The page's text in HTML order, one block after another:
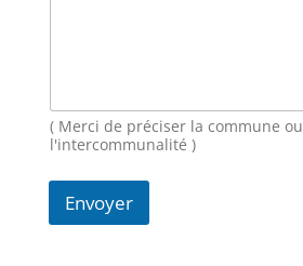
g
e( Merci de préciser la commune ou
l'intercommunalité )
Envoyer